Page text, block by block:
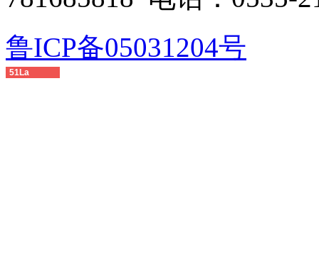
鲁ICP备05031204号
51La